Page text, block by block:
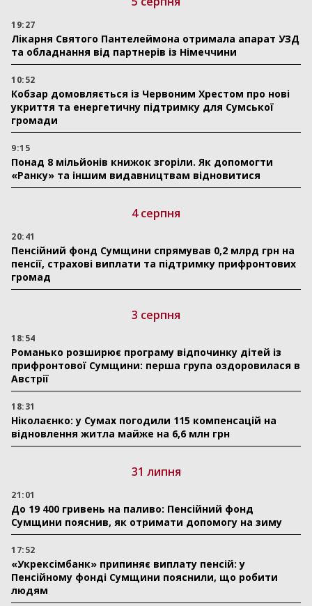
19:27
Лікарня Святого Пантелеймона отримала апарат УЗД
та обладнання від партнерів із Німеччини
10:52
Кобзар домовляється із Червоним Хрестом про нові
укриття та енергетичну підтримку для Сумської
громади
9:15
Понад 8 мільйонів книжок згоріли. Як допомогти
«Ранку» та іншим видавництвам відновитися
4 серпня
20:41
Пенсійний фонд Сумщини спрямував 0,2 млрд грн на
пенсії, страхові виплати та підтримку прифронтових
громад
3 серпня
18:54
Романько розширює програму відпочинку дітей із
прифронтової Сумщини: перша група оздоровилася в
Австрії
18:31
Ніколаєнко: у Сумах погодили 115 компенсацій на
відновлення житла майже на 6,6 млн грн
31 липня
21:01
До 19 400 гривень на паливо: Пенсійний фонд
Сумщини пояснив, як отримати допомогу на зиму
17:52
«Укрексімбанк» припиняє виплату пенсій: у
Пенсійному фонді Сумщини пояснили, що робити
людям